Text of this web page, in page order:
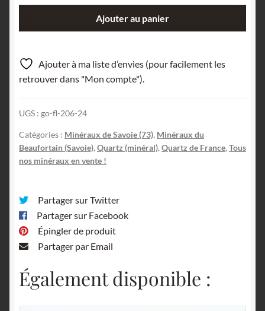
à
âme,
Le
Beaufortain,
Savoie.
Ajouter au panier
Ajouter à ma liste d’envies (pour facilement les
retrouver dans "Mon compte").
UGS : go-fl-206-24
Catégories : Minéraux de Savoie (73), Minéraux du
Beaufortain (Savoie), Quartz (minéral), Quartz de France, Tous
nos minéraux en vente !
Partager sur Twitter
Partager sur Facebook
Épingler de produit
Partager par Email
Également disponible :